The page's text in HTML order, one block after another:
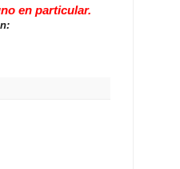
en particular.